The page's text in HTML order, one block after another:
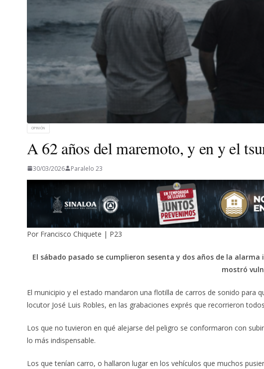
OPINIÓN
A 62 años del maremoto, y en y el
30/03/2026 Paralelo 23
Por Francisco Chiquete | P23
El sábado pasado se cumplieron sesenta y dos años de la
mostró
El municipio y el estado mandaron una flotilla de carros de sonido para
locutor José Luis Robles, en las grabaciones exprés que recorrieron
Los que no tuvieron en qué alejarse del peligro se conformaron con
lo más indispensable.
Los que tenían carro, o hallaron lugar en los vehículos que muchos